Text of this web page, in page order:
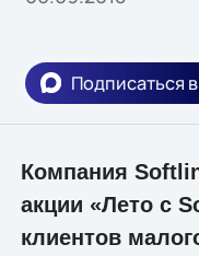
Подписаться
Компания
акции «Лето c
клиентов